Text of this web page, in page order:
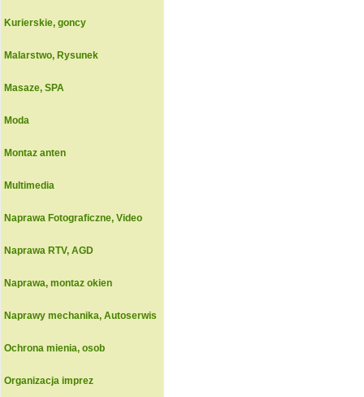
Kurierskie, goncy
Malarstwo, Rysunek
Masaze, SPA
Moda
Montaz anten
Multimedia
Naprawa Fotograficzne, Video
Naprawa RTV, AGD
Naprawa, montaz okien
Naprawy mechanika, Autoserwis
Ochrona mienia, osob
Organizacja imprez